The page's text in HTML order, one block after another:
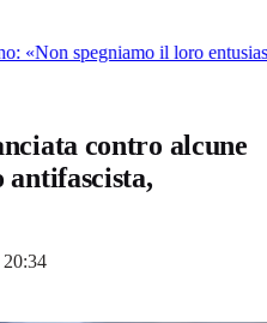
«Non spegniamo il loro
contro alcune
antifascista,